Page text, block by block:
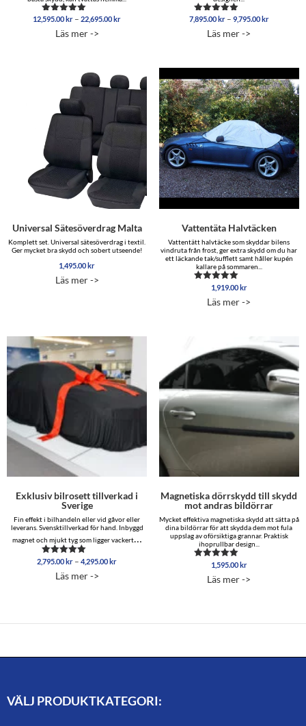
Betygsatt
av 5
12,595.00 kr – 22,695.00 krPrisintervall:
Läs mer ->
Betygsatt
av 5
7,895.00 kr – 9,795.00 kr
Läs mer ->
Universal Sätesöverdrag Malta
Komplett set. Universal sätesöverdrag i textil.
Ger mycket bra skydd och sobert utseende!
1,495.00kr
Läs mer ->
Vattentäta Halvtäcken
Vattentätt halvtäcke som skyddar bilens
vindruta från frost, ger extra skydd om du har
ett läckande tak/sufflett samt håller kupén
kallare på sommaren...
Betygsatt
av 5
1,919.00kr
Läs mer ->
Exklusiv bilrosett tillverkad i
Sverige
Fin effekt i bilhandeln eller vid gåvor eller
leverans. Svensktillverkad för hand. Inbyggd
magnet och mjukt tyg som ligger vackert…
Betygsatt
av 5
2,795.00kr – 4,295.00krPrisintervall:
Läs mer ->
Magnetiska dörrskydd till skydd
mot andras bildörrar
Mycket effektiva magnetiska skydd att sätta på
dina bildörrar för att skydda dem mot fula
uppslag av oförsiktiga grannar. Praktisk
ihoprullbar design...
Betygsatt
av 5
1,595.00kr
Läs mer ->
VÄLJ PRODUKTKATEGORI: